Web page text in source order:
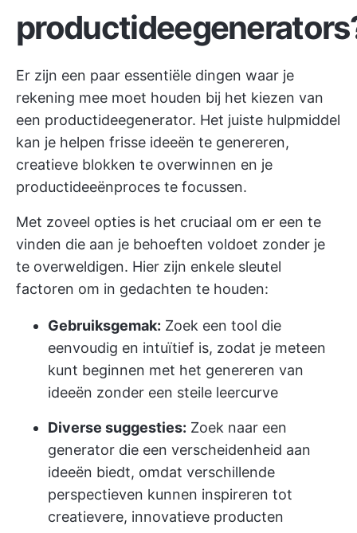
Er zijn een paar essentiële dingen waar je
rekening mee moet houden bij het kiezen van
een productideegenerator. Het juiste hulpmiddel
kan je helpen frisse ideeën te genereren,
creatieve blokken te overwinnen en je
productideeënproces te focussen.
Met zoveel opties is het cruciaal om er een te
vinden die aan je behoeften voldoet zonder je
te overweldigen. Hier zijn enkele sleutel
factoren om in gedachten te houden:
Gebruiksgemak: Zoek een tool die
eenvoudig en intuïtief is, zodat je meteen
kunt beginnen met het genereren van
ideeën zonder een steile leercurve
Diverse suggesties: Zoek naar een
generator die een verscheidenheid aan
ideeën biedt, omdat verschillende
perspectieven kunnen inspireren tot
creatievere, innovatieve producten